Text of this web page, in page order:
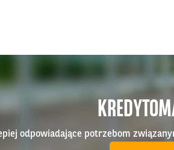
odpowiadające potrzebom